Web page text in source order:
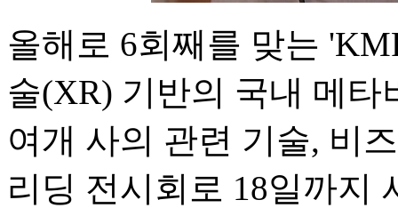
올해로 6회째를 맞는
술(XR) 기반의 국내 메타
여개 사의 관련 기술, 비
리딩 전시회로 18일까지